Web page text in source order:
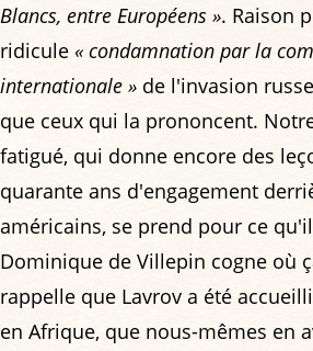
Blancs, entre Européens ». Raison
ridicule « condamnation par la
internationale » de l'invasion
que ceux qui la prononcent.
fatigué, qui donne encore des
quarante ans d'engagement
américains, se prend pour ce
Dominique de Villepin cogne où
rappelle que Lavrov a été
en Afrique, que nous-mêmes en